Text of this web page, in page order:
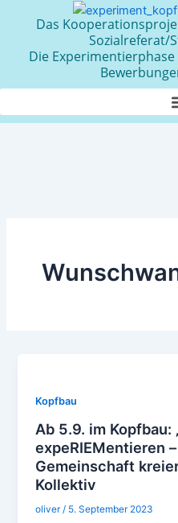
Das
Sozialreferat/
Die
Kopfbau
Ab 5.9. im Kopfbau:
expeRIEMentieren
Gemeinschaft
Kollektiv
oliver / 5. September 2023